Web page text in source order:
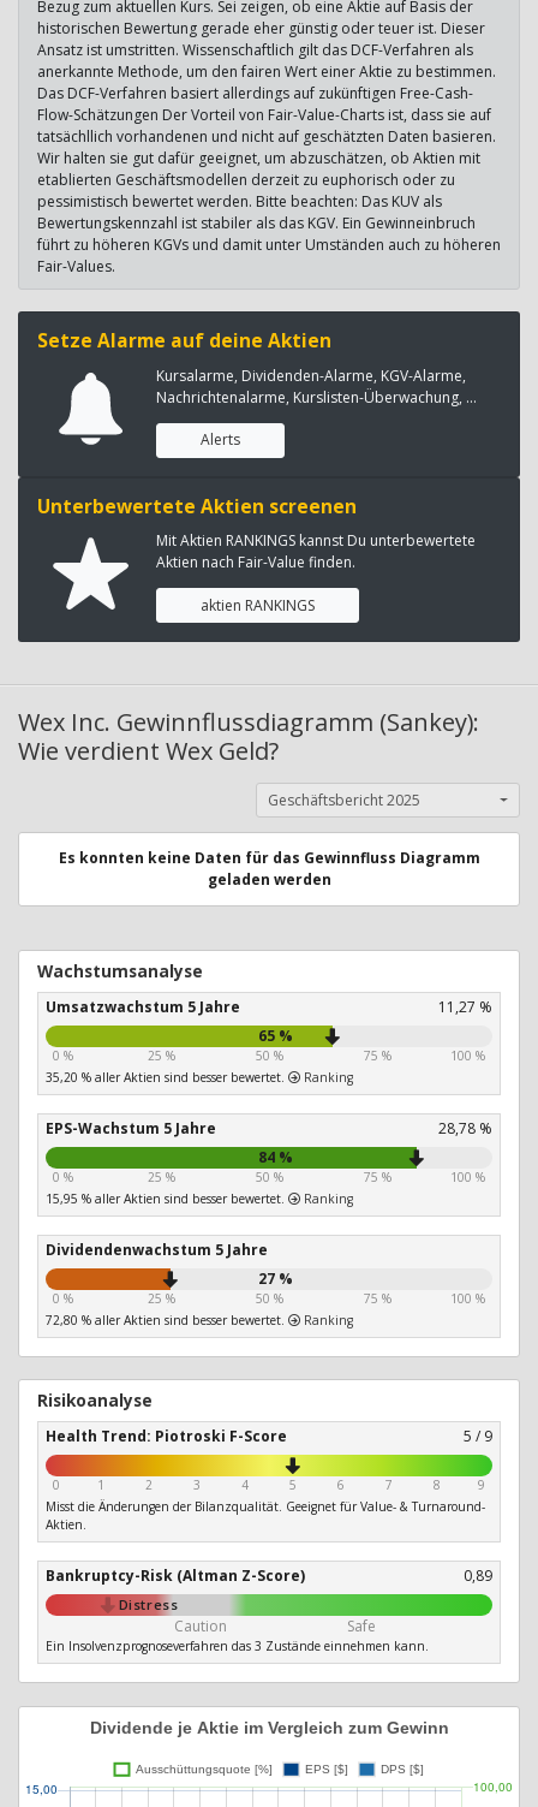
Bezug zum aktuellen Kurs. Sei zeigen, ob eine Aktie auf Basis der
historischen Bewertung gerade eher günstig oder teuer ist. Dieser
Ansatz ist umstritten. Wissenschaftlich gilt das DCF-Verfahren als
anerkannte Methode, um den fairen Wert einer Aktie zu bestimmen.
Das DCF-Verfahren basiert allerdings auf zukünftigen Free-Cash-
Flow-Schätzungen Der Vorteil von Fair-Value-Charts ist, dass sie auf
tatsächllich vorhandenen und nicht auf geschätzten Daten basieren.
Wir halten sie gut dafür geeignet, um abzuschätzen, ob Aktien mit
etablierten Geschäftsmodellen derzeit zu euphorisch oder zu
pessimistisch bewertet werden. Bitte beachten: Das KUV als
Bewertungskennzahl ist stabiler als das KGV. Ein Gewinneinbruch
führt zu höheren KGVs und damit unter Umständen auch zu höheren
Fair-Values.
Setze Alarme auf deine Aktien
Kursalarme, Dividenden-Alarme, KGV-Alarme,
Nachrichtenalarme, Kurslisten-Überwachung, ...
Alerts
Unterbewertete Aktien screenen
Mit Aktien RANKINGS kannst Du unterbewertete
Aktien nach Fair-Value finden.
aktien RANKINGS
Wex Inc. Gewinnflussdiagramm (Sankey):
Wie verdient Wex Geld?
Geschäftsbericht 2025
Es konnten keine Daten für das Gewinnfluss Diagramm
geladen werden
Wachstumsanalyse
Umsatzwachstum 5 Jahre
11,27 %
65 %
0 % 25 % 50 % 75 %
100 %
35,20 % aller Aktien sind besser bewertet.
Ranking
EPS-Wachstum 5 Jahre
28,78 %
84 %
0 % 25 % 50 % 75 %
100 %
15,95 % aller Aktien sind besser bewertet.
Ranking
Dividendenwachstum 5 Jahre
27 %
0 % 25 % 50 % 75 %
100 %
72,80 % aller Aktien sind besser bewertet.
Ranking
Risikoanalyse
Health Trend: Piotroski F-Score 5 / 9
0 1 2 3 4 5 6 7 8
9
Misst die Änderungen der Bilanzqualität. Geeignet für Value- & Turnaround-
Aktien.
Bankruptcy-Risk (Altman Z-Score) 0,89
Distress
Caution Safe
Ein Insolvenzprognoseverfahren das 3 Zustände einnehmen kann.